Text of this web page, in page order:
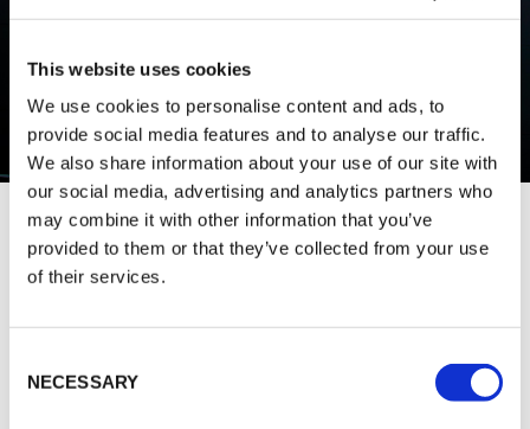
This website uses cookies
We use cookies to personalise content and ads, to
provide social media features and to analyse our traffic.
We also share information about your use of our site with
our social media, advertising and analytics partners who
may combine it with other information that you’ve
provided to them or that they’ve collected from your use
of their services.
Selection
NECESSARY
K-FLEX to międzynarodowa firma produkcyjna
specjalizująca się w produkcji elastycznych
na całym świecie, aby dostarczać swoje